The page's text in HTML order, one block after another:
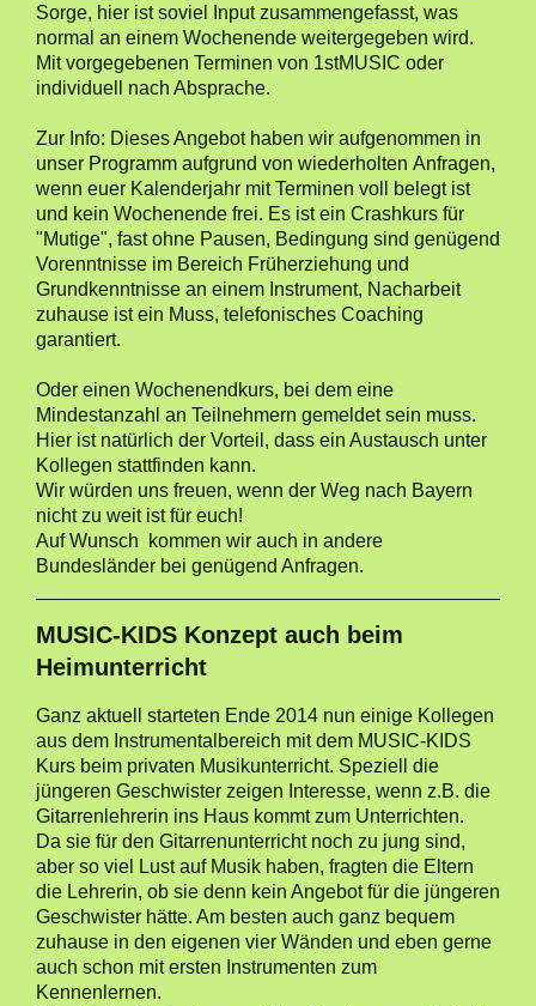
Sorge, hier ist soviel Input zusammengefasst, was
normal an einem Wochenende weitergegeben wird.
Mit vorgegebenen Terminen von 1stMUSIC oder
individuell nach Absprache.
Zur Info: Dieses Angebot haben wir aufgenommen in
unser Programm aufgrund von wiederholten Anfragen,
wenn euer Kalenderjahr mit Terminen voll belegt ist
und kein Wochenende frei. Es ist ein Crashkurs für
"Mutige", fast ohne Pausen, Bedingung sind genügend
Vorenntnisse im Bereich Früherziehung und
Grundkenntnisse an einem Instrument, Nacharbeit
zuhause ist ein Muss, telefonisches Coaching
garantiert.
Oder einen Wochenendkurs, bei dem eine
Mindestanzahl an Teilnehmern gemeldet sein muss.
Hier ist natürlich der Vorteil, dass ein Austausch unter
Kollegen stattfinden kann.
Wir würden uns freuen, wenn der Weg nach Bayern
nicht zu weit ist für euch!
Auf Wunsch kommen wir auch in andere
Bundesländer bei genügend Anfragen.
MUSIC-KIDS Konzept auch beim
Heimunterricht
Ganz aktuell starteten Ende 2014 nun einige Kollegen
aus dem Instrumentalbereich mit dem MUSIC-KIDS
Kurs beim privaten Musikunterricht. Speziell die
jüngeren Geschwister zeigen Interesse, wenn z.B. die
Gitarrenlehrerin ins Haus kommt zum Unterrichten.
Da sie für den Gitarrenunterricht noch zu jung sind,
aber so viel Lust auf Musik haben, fragten die Eltern
die Lehrerin, ob sie denn kein Angebot für die jüngeren
Geschwister hätte. Am besten auch ganz bequem
zuhause in den eigenen vier Wänden und eben gerne
auch schon mit ersten Instrumenten zum
Kennenlernen.